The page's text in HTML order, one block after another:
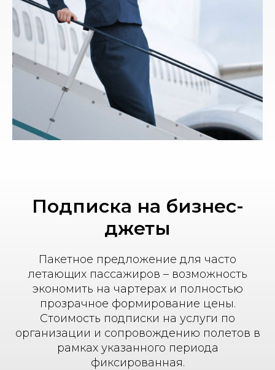
Подписка на бизнес-
джеты
Пакетное предложение для часто
летающих пассажиров – возможность
экономить на чартерах и полностью
прозрачное формирование цены.
Стоимость подписки на услуги по
организации и сопровождению полетов в
рамках указанного периода
фиксированная.